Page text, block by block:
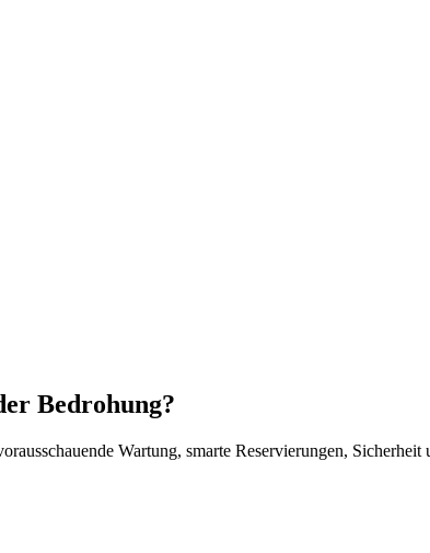
Bedrohung?
Wartung, smarte Reservierungen,